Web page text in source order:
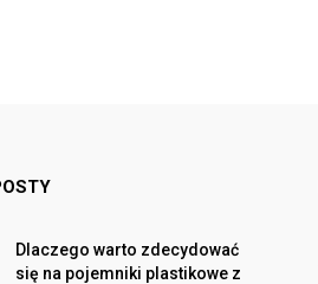
Dlaczego warto zdecydować
się na pojemniki plastikowe z